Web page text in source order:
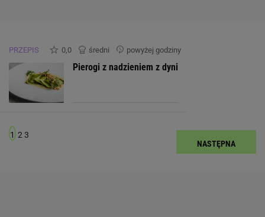
PRZEPIS 0,0 średni powyżej godziny
Pierogi z nadzieniem z dyni
1 2 3
NASTĘPNA